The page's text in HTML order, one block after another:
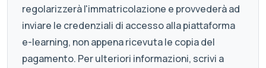
regolarizzerà l'immatricolazione e provvederà ad
inviare le credenziali di accesso alla piattaforma
e-learning, non appena ricevuta le copia del
pagamento. Per ulteriori informazioni, scrivi a